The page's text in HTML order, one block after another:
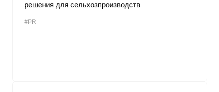
решения для сельхозпроизводств
#PR